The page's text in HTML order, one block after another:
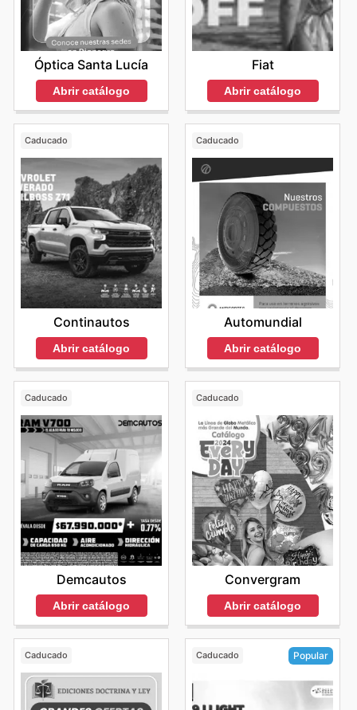
Óptica Santa Lucía
Abrir catálogo
Fiat
Abrir catálogo
Caducado
Continautos
Abrir catálogo
Caducado
Automundial
Abrir catálogo
Caducado
Demcautos
Abrir catálogo
Caducado
Convergram
Abrir catálogo
Caducado Caducado Popular